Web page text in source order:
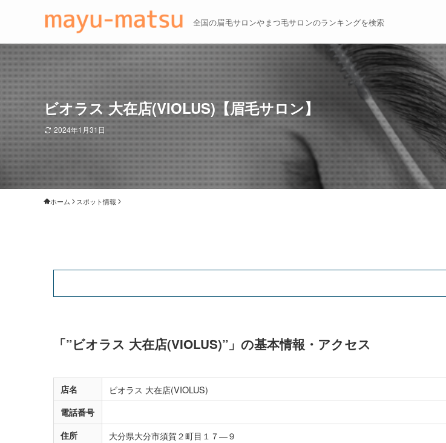
全国の眉毛サロンやまつ毛サロンのランキングを検索
ビオラス 大在店(VIOLUS)【眉毛サロン】
2024年1月31日
ホーム スポット情報
「”ビオラス 大在店(VIOLUS)”」の基本情報・アクセス
店名 ビオラス 大在店(VIOLUS)
電話番号
住所
大分県大分市須賀２町目１７―９